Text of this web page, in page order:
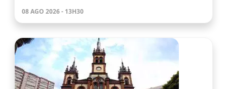
08 AGO 2026 - 13H30